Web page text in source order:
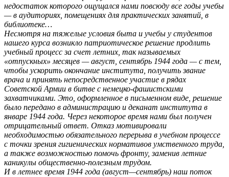
недостаток которого ощущался нами повсюду все годы учебы
— в аудиториях, помещениях для практических занятий, в
библиотеке…
Несмотря на тяжелые условия быта и учебы у студентов
нашего курса возникло патриотическое решение продлить
учебный процесс за счет летних, так называемых
«отпускных» месяцев — август, сентябрь 1944 года — с тем,
чтобы ускорить окончание института, получить звание
врача и принять непосредственное участие в рядах
Советской Армии в битве с немецко-фашистскими
захватчиками. Это, оформленное в письменном виде, решение
было передано в администрацию и деканат института в
январе 1944 года. Через некоторое время нами был получен
отрицательный ответ. Отказ мотивировали
необходимостью обязательного перерыва в учебном процессе
с точки зрения гигиенических нормативов умственного труда,
а также возможностью помочь фронту, заменив летние
каникулы общественно-полезным трудом.
И в летнее время 1944 года (август—сентябрь) наш поток